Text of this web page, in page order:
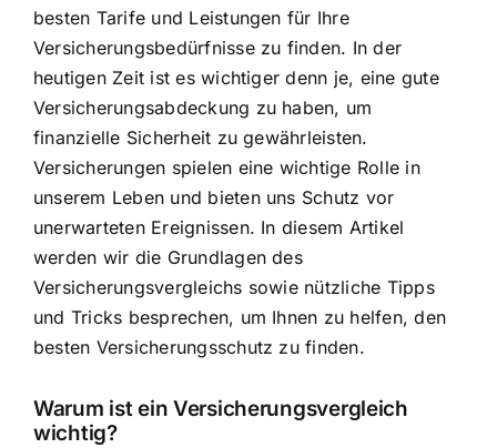
besten Tarife und Leistungen für Ihre
Versicherungsbedürfnisse zu finden. In der
heutigen Zeit ist es wichtiger denn je, eine gute
Versicherungsabdeckung zu haben, um
finanzielle Sicherheit zu gewährleisten.
Versicherungen spielen eine wichtige Rolle in
unserem Leben und bieten uns Schutz vor
unerwarteten Ereignissen. In diesem Artikel
werden wir die Grundlagen des
Versicherungsvergleichs sowie nützliche Tipps
und Tricks besprechen, um Ihnen zu helfen, den
besten Versicherungsschutz zu finden.
Warum ist ein Versicherungsvergleich
wichtig?